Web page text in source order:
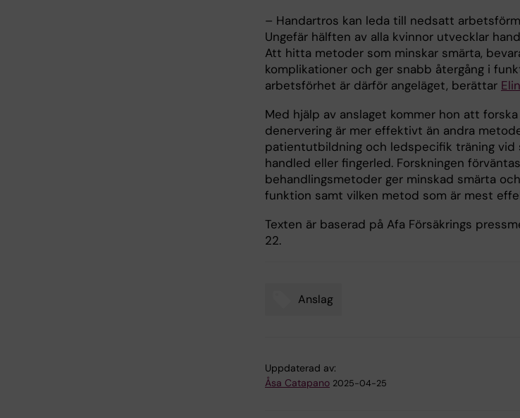
– Handartros kan leda till nedsatt
Ungefär hälften av alla kvinnor utvecklar
Att hitta metoder som minskar smärta,
komplikationer och ger snabb återgång i
arbetsförhet är därför angeläget, berättar
Med hjälp av anslaget kommer hon att
denervering är mer effektivt än andra
patientutbildning och ledspecifik träning vid
handled eller fingerled. Forskningen
behandlingsmetoder ger minskad smärta
funktion samt vilken metod som är mest
Texten är baserad på Afa Försäkrings
22.
Anslag
Uppdaterad av:
Åsa Catapano 2025-04-25